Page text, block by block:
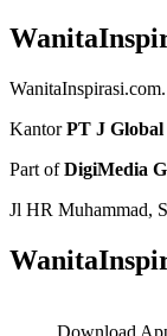
KantorPT J Global
Part ofDigiMedia
Jl HR Muhammad,
Download